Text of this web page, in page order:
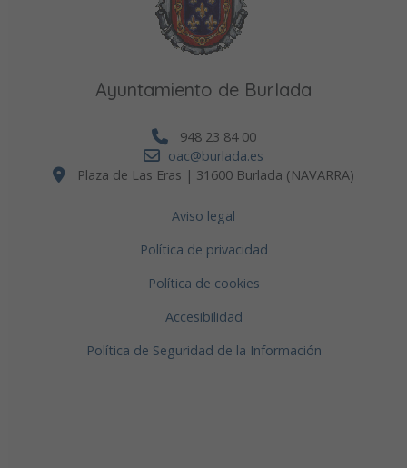
Ayuntamiento de Burlada
948 23 84 00
oac@burlada.es
Plaza de Las Eras | 31600 Burlada (NAVARRA)
Aviso legal
Política de privacidad
Política de cookies
Accesibilidad
Política de Seguridad de la Información